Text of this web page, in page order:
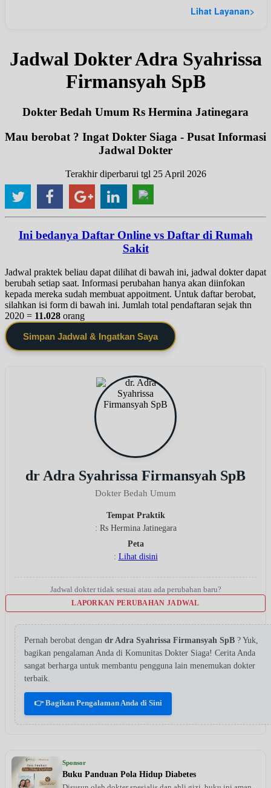
Lihat Layanan>
Jadwal Dokter Adra Syahrissa
Firmansyah SpB
Dokter Bedah Umum Rs Hermina Jatinegara
Mau berobat ? Ingat Dokter Siaga - Pusat Informasi
Jadwal Dokter
Terakhir diperbarui tgl 25 April 2026
Ini bedanya Daftar Online vs Daftar di Rumah
Sakit
Jadwal praktek beliau dapat dilihat di bawah ini, jadwal dokter dapat
berubah setiap saat. Informasi perubahan hanya akan diinfokan
kepada mereka sudah membuat appoitment. Untuk daftar berobat,
silahkan isi form di bawah ini. Jumlah total pendaftaran sejak thn
2020 = 11.028 orang
Simpan Jadwal & Ingatkan Saya
dr Adra Syahrissa Firmansyah SpB
Dokter Bedah Umum
Tempat Praktik
: Rs Hermina Jatinegara
Peta
: Lihat disini
Jadwal dokter tidak sesuai atau ada perubahan baru?
LAPORKAN PERUBAHAN JADWAL
Pernah berobat dengan dr Adra Syahrissa Firmansyah SpB ? Yuk,
bagikan pengalaman Anda di Komunitas Dokter Siaga! Cerita Anda
sangat berharga untuk membantu pengguna lain menemukan dokter
terbaik.
👉 Bagikan Pengalaman Anda di Sini
Sponsor
Buku Panduan Pola Hidup Diabetes